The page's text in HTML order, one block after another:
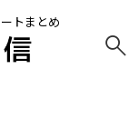
トまとめ